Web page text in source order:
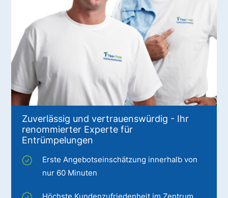
Zuverlässig und vertrauenswürdig - Ihr
renommierter Experte für
Entrümpelungen
Erste Angebotseinschätzung innerhalb von
nur 60 Minuten